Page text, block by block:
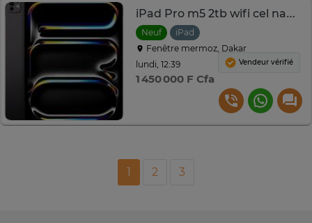
iPad Pro m5 2tb wifi cel nano texture
Neuf
iPad
Fenêtre mermoz, Dakar
lundi, 12:39
1 450 000 F Cfa
Vendeur vérifié
1 2 3